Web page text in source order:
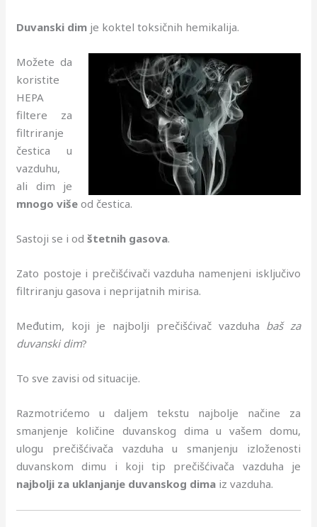
Duvanski dim je koktel toksičnih hemikalija.
Možete da
koristite
HEPA
filtere za
filtriranje
čestica u
vazduhu,
ali dim je
mnogo više od čestica.
Sastoji se i odštetnih gasova.
Zato postoje i prečišćivači vazduha namenjeni isključivo
filtriranju gasova i neprijatnih mirisa.
Međutim, koji je najbolji prečišćivač vazduha baš za
duvanski dim?
To sve zavisi od situacije.
Razmotrićemo u daljem tekstu najbolje načine za
smanjenje količine duvanskog dima u vašem domu,
ulogu prečišćivača vazduha u smanjenju izloženosti
duvanskom dimu i koji tip prečišćivača vazduha je
najbolji za uklanjanje duvanskog dima iz vazduha.